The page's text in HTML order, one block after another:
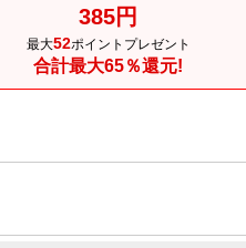
385円
最大52ポイントプレゼント
合計最大65％還元!